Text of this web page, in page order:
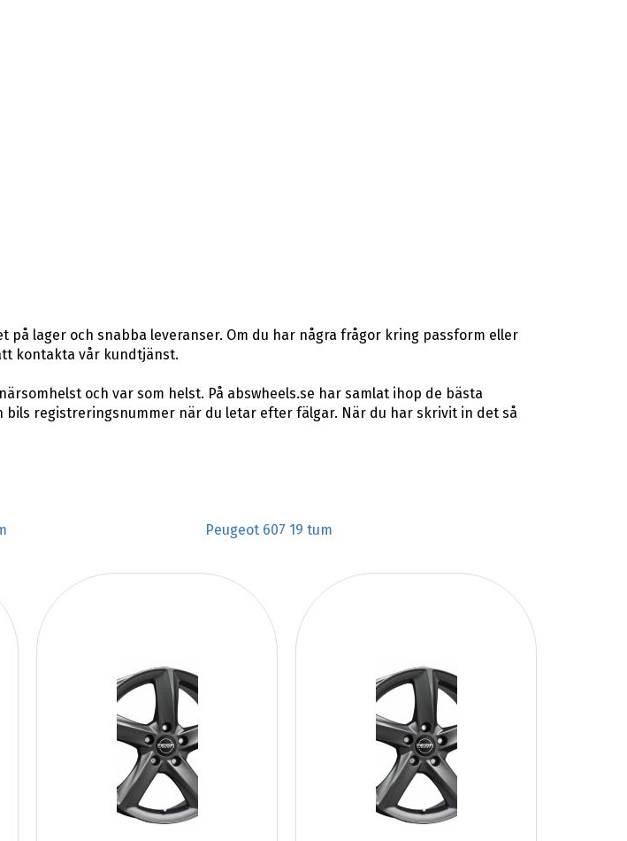
på lager och snabba leveranser. Om du har några frågor kring passform eller
kontakta vår kundtjänst.
och var som helst. På abswheels.se har samlat ihop de bästa
bils registreringsnummer när du letar efter fälgar. När du har skrivit in det så
Peugeot 607 19 tum